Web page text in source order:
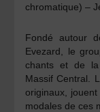
chromatique) –
Fondé autour
Evezard, le
chants et de
Massif Central.
originaux,
modales de ces